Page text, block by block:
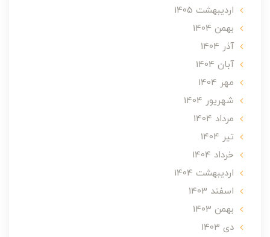
ارديبهشت 1405
بهمن 1404
آذر 1404
آبان 1404
مهر 1404
شهریور 1404
مرداد 1404
تير 1404
خرداد 1404
ارديبهشت 1404
اسفند 1403
بهمن 1403
دی 1403